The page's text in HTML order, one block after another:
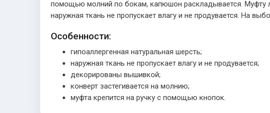
помощью молний по бокам, капюшон раскладывается. Муфту
наружная ткань не пропускает влагу и не продувается. На
Особенности:
гипоаллергенная натуральная шерсть;
наружная ткань не пропускает влагу и не продувается;
декорированы вышивкой;
конверт застегивается на молнию;
муфта крепится на ручку с помощью кнопок.